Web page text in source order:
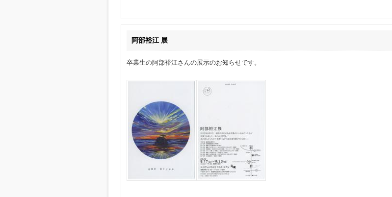
阿部裕江 展
卒業生の阿部裕江さんの展示のお知らせです。